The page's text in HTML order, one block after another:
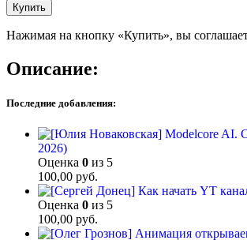
Купить
Нажимая на кнопку «Купить», вы
Описание:
Последние добавления:
2026)
Оценка 0 из 5
100,00 руб.
Оценка 0 из 5
100,00 руб.